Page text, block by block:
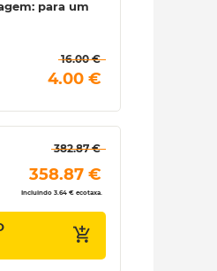
para um
16.00 €
4.00 €
382.87 €
358.87 €
Incluindo 3.64 € ecotaxa.